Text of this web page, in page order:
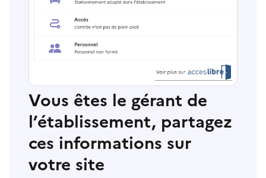
Vous êtes le gérant de
l’établissement, partagez
ces informations sur
votre site